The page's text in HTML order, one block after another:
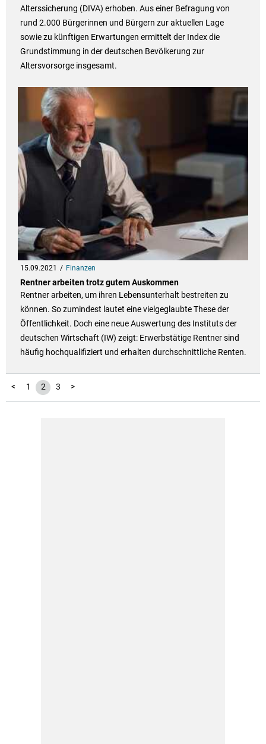
Alterssicherung (DIVA) erhoben. Aus einer Befragung von
rund 2.000 Bürgerinnen und Bürgern zur aktuellen Lage
sowie zu künftigen Erwartungen ermittelt der Index die
Grundstimmung in der deutschen Bevölkerung zur
Altersvorsorge insgesamt.
15.09.2021 Finanzen
Rentner arbeiten trotz gutem Auskommen
Rentner arbeiten, um ihren Lebensunterhalt bestreiten zu
können. So zumindest lautet eine vielgeglaubte These der
Öffentlichkeit. Doch eine neue Auswertung des Instituts der
deutschen Wirtschaft (IW) zeigt: Erwerbstätige Rentner sind
häufig hochqualifiziert und erhalten durchschnittliche Renten.
< 1 2 3 >